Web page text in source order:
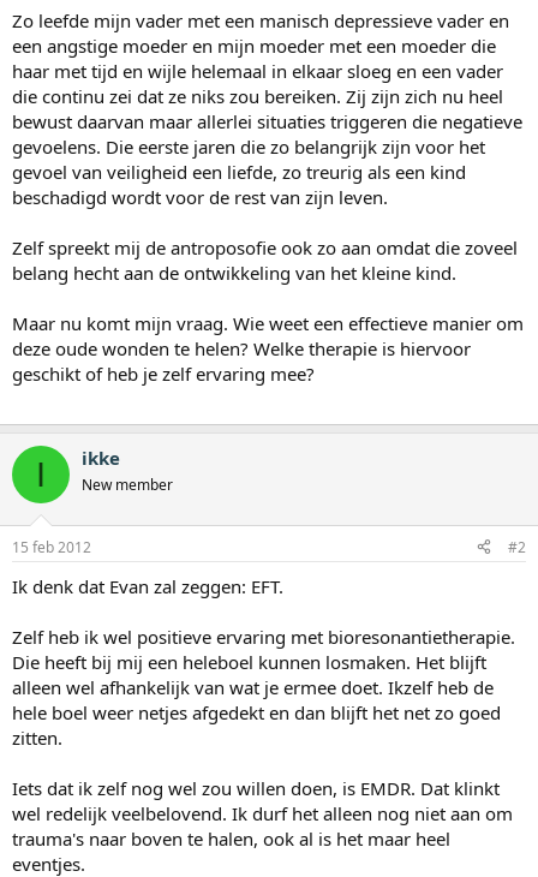
Zo leefde mijn vader met een manisch depressieve vader en
een angstige moeder en mijn moeder met een moeder die
haar met tijd en wijle helemaal in elkaar sloeg en een vader
die continu zei dat ze niks zou bereiken. Zij zijn zich nu heel
bewust daarvan maar allerlei situaties triggeren die negatieve
gevoelens. Die eerste jaren die zo belangrijk zijn voor het
gevoel van veiligheid een liefde, zo treurig als een kind
beschadigd wordt voor de rest van zijn leven.
Zelf spreekt mij de antroposofie ook zo aan omdat die zoveel
belang hecht aan de ontwikkeling van het kleine kind.
Maar nu komt mijn vraag. Wie weet een effectieve manier om
deze oude wonden te helen? Welke therapie is hiervoor
geschikt of heb je zelf ervaring mee?
I ikke
New member
15 feb 2012 #2
Ik denk dat Evan zal zeggen: EFT.
Zelf heb ik wel positieve ervaring met bioresonantietherapie.
Die heeft bij mij een heleboel kunnen losmaken. Het blijft
alleen wel afhankelijk van wat je ermee doet. Ikzelf heb de
hele boel weer netjes afgedekt en dan blijft het net zo goed
zitten.
Iets dat ik zelf nog wel zou willen doen, is EMDR. Dat klinkt
wel redelijk veelbelovend. Ik durf het alleen nog niet aan om
trauma's naar boven te halen, ook al is het maar heel
eventjes.